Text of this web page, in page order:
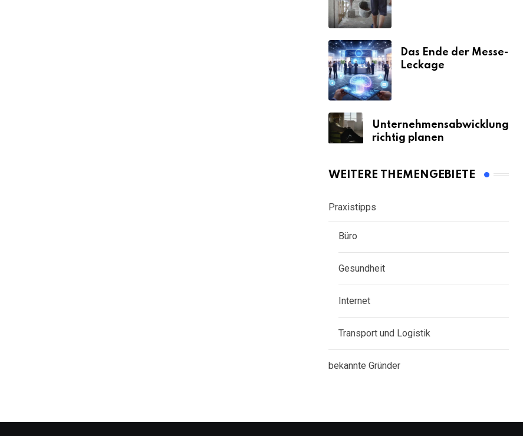
Das Ende der Messe-
Leckage
Unternehmensabwicklung
richtig planen
WEITERE THEMENGEBIETE
Praxistipps
Büro
Gesundheit
Internet
Transport und Logistik
bekannte Gründer